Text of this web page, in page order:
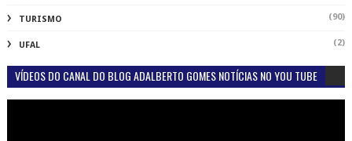
TURISMO (90)
UFAL (2)
VÍDEOS DO CANAL DO BLOG ADALBERTO GOMES NOTÍCIAS NO YOU TUBE